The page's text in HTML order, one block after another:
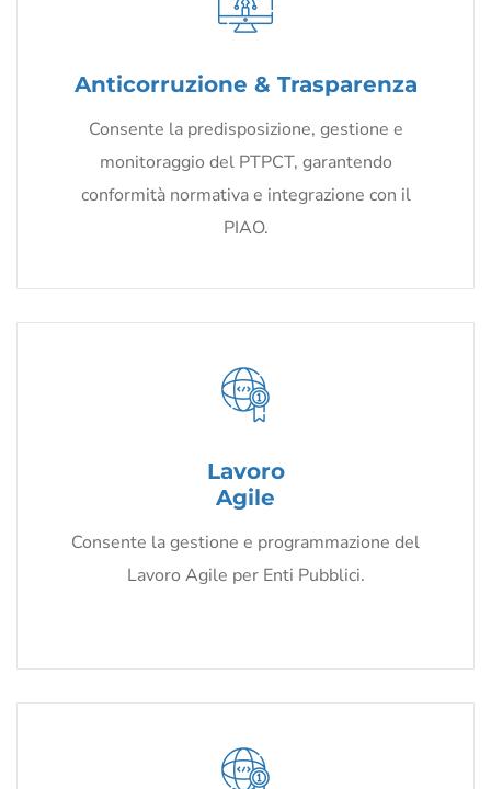
Anticorruzione & Trasparenza
Consente la predisposizione, gestione e
monitoraggio del PTPCT, garantendo
conformità normativa e integrazione con il
PIAO.
Lavoro
Agile
Consente la gestione e programmazione del
Lavoro Agile per Enti Pubblici.